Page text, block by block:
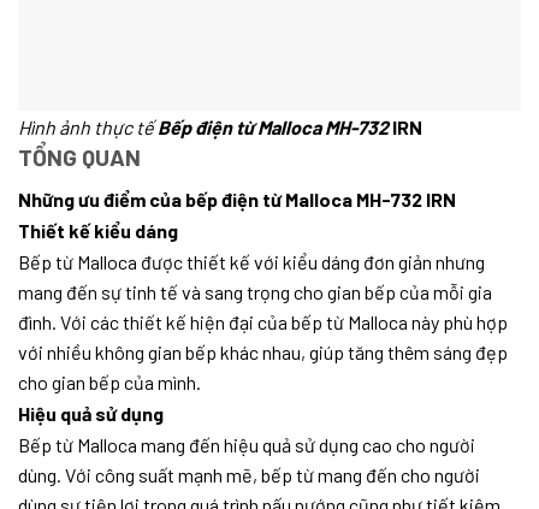
Hình ảnh thực tếBếp điện từ Malloca MH-732IRN
TỔNG QUAN
Những ưu điểm của bếp điện từ Malloca MH-732 IRN
Thiết kế kiểu dáng
Bếp từ Malloca được thiết kế với kiểu dáng đơn giản nhưng
mang đến sự tinh tế và sang trọng cho gian bếp của mỗi gia
đình. Với các thiết kế hiện đại của bếp từ Malloca này phù hợp
với nhiều không gian bếp khác nhau, giúp tăng thêm sáng đẹp
cho gian bếp của mình.
Hiệu quả sử dụng
Bếp từ Malloca mang đến hiệu quả sử dụng cao cho người
dùng. Với công suất mạnh mẽ, bếp từ mang đến cho người
dùng sự tiện lợi trong quá trình nấu nướng cũng như tiết kiệm